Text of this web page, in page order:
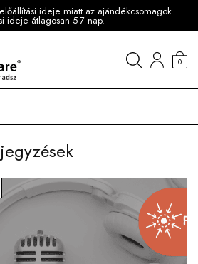
ideje miatt az ajándékcsomagok
ideje átlagosan 5-7 nap.
0